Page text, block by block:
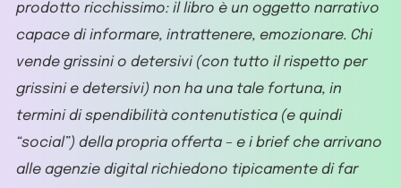
prodotto ricchissimo: il libro è un oggetto narrativo
capace di informare, intrattenere, emozionare. Chi
vende grissini o detersivi (con tutto il rispetto per
grissini e detersivi) non ha una tale fortuna, in
termini di spendibilità contenutistica (e quindi
“social”) della propria offerta – e i brief che arrivano
alle agenzie digital richiedono tipicamente di far